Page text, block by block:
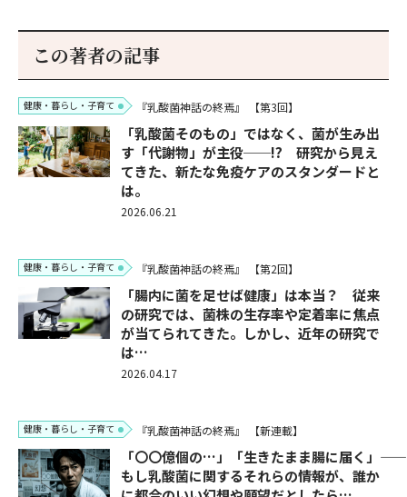
この著者の記事
健康・暮らし・子育て 『乳酸菌神話の終焉』 【第3回】
「乳酸菌そのもの」ではなく、菌が生み出
す「代謝物」が主役──!? 研究から見え
てきた、新たな免疫ケアのスタンダードと
は。
2026.06.21
健康・暮らし・子育て 『乳酸菌神話の終焉』 【第2回】
「腸内に菌を足せば健康」は本当？ 従来
の研究では、菌株の生存率や定着率に焦点
が当てられてきた。しかし、近年の研究で
は…
2026.04.17
健康・暮らし・子育て 『乳酸菌神話の終焉』 【新連載】
「〇〇億個の…」「生きたまま腸に届く」――
もし乳酸菌に関するそれらの情報が、誰か